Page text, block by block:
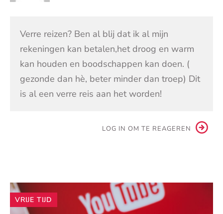
Verre reizen? Ben al blij dat ik al mijn
rekeningen kan betalen,het droog en warm
kan houden en boodschappen kan doen. (
gezonde dan hè, beter minder dan troep) Dit
is al een verre reis aan het worden!
LOG IN OM TE REAGEREN
Andere
VRIJE TIJD